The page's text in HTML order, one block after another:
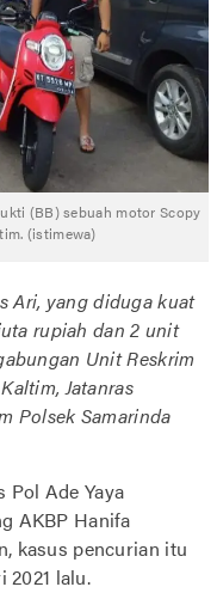
(BB) sebuah motor Scopy
(istimewa)
Ari, yang diduga kuat
rupiah dan 2 unit
Unit Reskrim
Jatanras
Polsek Samarinda
Pol Ade Yaya
AKBP Hanifa
kasus pencurian itu
2021 lalu.